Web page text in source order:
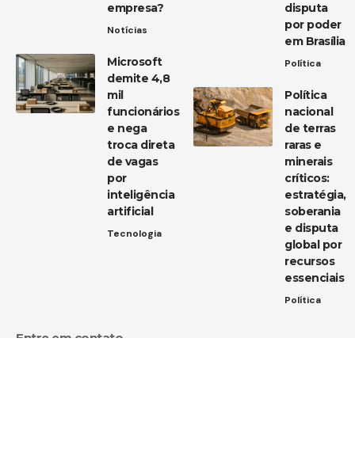
empresa?
Notícias
Microsoft
demite 4,8
mil
funcionários
e nega
troca direta
de vagas
por
inteligência
artificial
Tecnologia
disputa
por poder
em Brasília
Política
Política
nacional
de terras
raras e
minerais
críticos:
estratégia,
soberania
e disputa
global por
recursos
essenciais
Política
Entre em contato